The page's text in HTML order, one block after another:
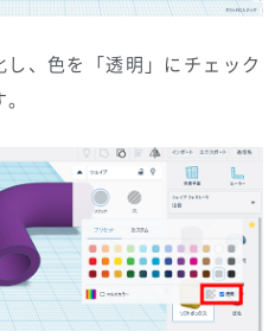
、色を「透明」にチェック